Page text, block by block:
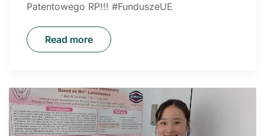
Patentowego RP!!! #FunduszeUE
Read more